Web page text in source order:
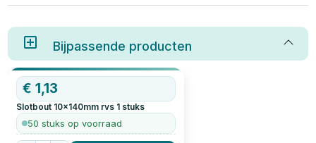
Bijpassende producten
€1,13
Slotbout 10x140mm rvs 1 stuks
50 stuks op voorraad